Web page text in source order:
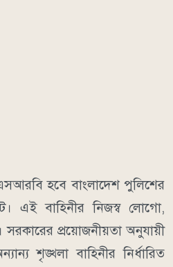
হবে বাংলাদেশ পুলিশের
এই বাহিনীর নিজস্ব লোগো,
প্রয়োজনীয়তা অনুযায়ী
শৃঙ্খলা বাহিনীর নির্ধারিত